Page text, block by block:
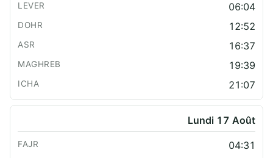
06:04
12:52
16:37
19:39
21:07
Lundi 17 Août
04:31